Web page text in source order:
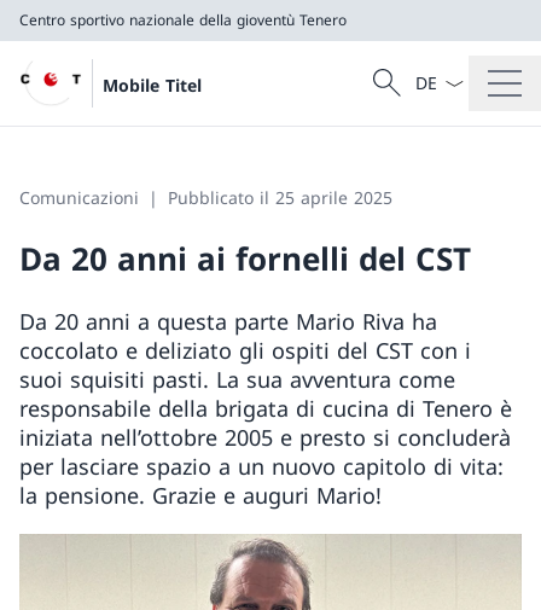
Centro sportivo nazionale della gioventù Tenero
Mobile Titel
Cercare
Ricerca
Dal menu a
Comunicazioni Pubblicato il 25 aprile 2025
Da 20 anni ai fornelli del CST
Da 20 anni a questa parte Mario Riva ha
coccolato e deliziato gli ospiti del CST con i
suoi squisiti pasti. La sua avventura come
responsabile della brigata di cucina di Tenero è
iniziata nell’ottobre 2005 e presto si concluderà
per lasciare spazio a un nuovo capitolo di vita:
la pensione. Grazie e auguri Mario!